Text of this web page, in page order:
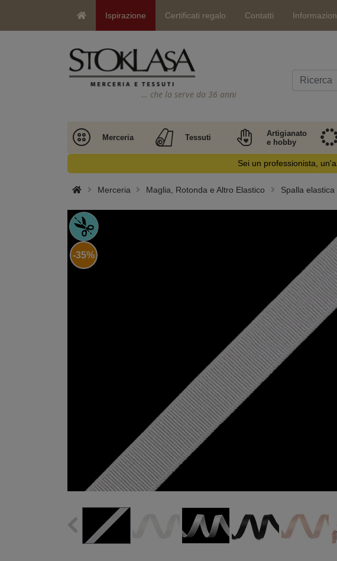
Ispirazione Certificati regalo Contatti
… che la serve da 36 anni
Merceria Tessuti
Artigianato
e hobby
Sei un professionista,
Merceria Maglia, Rotonda e Altro Elastico Spalla elastica
-35%